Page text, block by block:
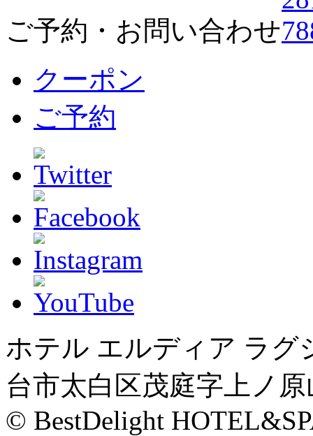
ご予約・お問い合わせ
クーポン
ご予約
ホテル エルディア ラ
台市太白区茂庭字上ノ
© BestDelight